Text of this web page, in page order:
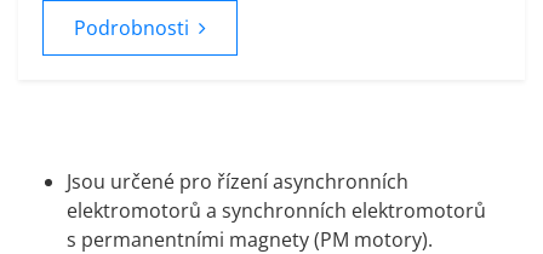
Podrobnosti
Jsou určené pro řízení asynchronních
elektromotorů a synchronních elektromotorů
s permanentními magnety (PM motory).